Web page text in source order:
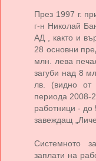
През 1997 г.
г-н Николай
АД , както и
28 основни
млн. лева
загуби над 8
лв. (видно от
периода 2008-
работници - до
завеждащ
Системното
заплати на